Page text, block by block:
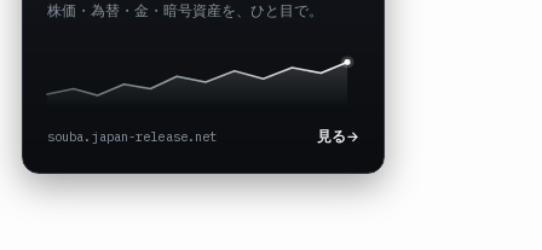
株価・為替・金・暗号資産を、ひと目で。
souba.japan-release.net 見る→